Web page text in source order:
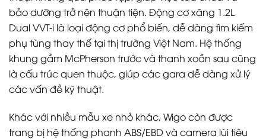
bảo dưỡng trở nên thuận tiện. Động cơ xăng 1.2L
Dual VVT-i là loại động cơ phổ biến, dễ dàng tìm kiếm
phụ tùng thay thế tại thị trường Việt Nam. Hệ thống
khung gầm McPherson trước và thanh xoắn sau cũng
là cấu trúc quen thuộc, giúp các gara dễ dàng xử lý
các vấn đề kỹ thuật.
Khác với nhiều mẫu xe nhỏ khác, Wigo còn được
trang bị hệ thống phanh ABS/EBD và camera lùi tiêu